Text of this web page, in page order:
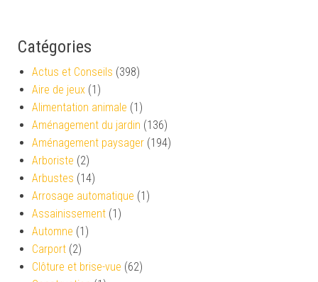
Catégories
Actus et Conseils (398)
Aire de jeux (1)
Alimentation animale (1)
Aménagement du jardin (136)
Aménagement paysager (194)
Arboriste (2)
Arbustes (14)
Arrosage automatique (1)
Assainissement (1)
Automne (1)
Carport (2)
Clôture et brise-vue (62)